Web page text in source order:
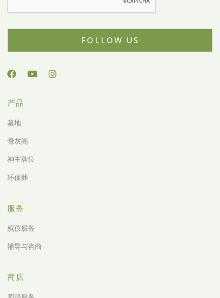
FOLLOW US
产品
墓地
骨灰阁
神主牌位
环保葬
服务
殡仪服务
辅导与咨商
商店